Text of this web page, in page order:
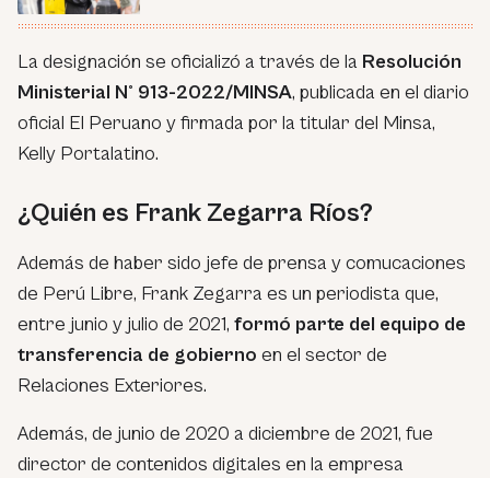
La designación se oficializó a través de la Resolución
Ministerial N° 913-2022/MINSA, publicada en el diario
oficial El Peruano y firmada por la titular del Minsa,
Kelly Portalatino.
¿Quién es Frank Zegarra Ríos?
Además de haber sido jefe de prensa y comucaciones
de Perú Libre, Frank Zegarra es un periodista que,
entre junio y julio de 2021, formó parte del equipo de
transferencia de gobierno en el sector de
Relaciones Exteriores.
Además, de junio de 2020 a diciembre de 2021, fue
director de contenidos digitales en la empresa